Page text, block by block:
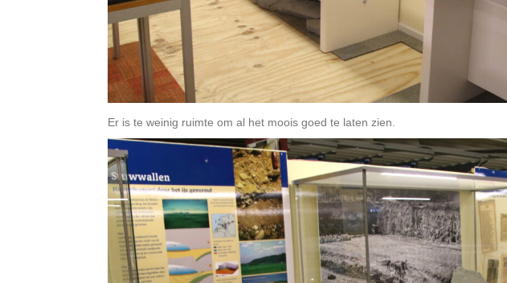
Er is te weinig ruimte om al het moois goed te laten zien.